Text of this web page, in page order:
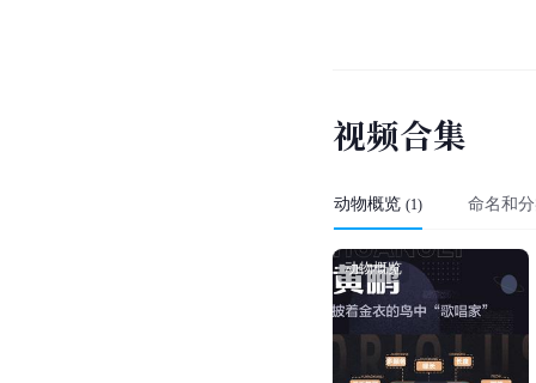
视频合集
动物概览 (1) 命名和
动物概览